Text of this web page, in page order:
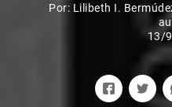
Por: Lilibeth I.
13/